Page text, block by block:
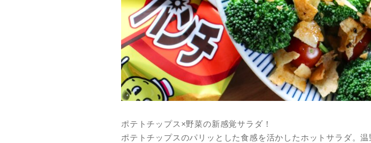
ポテトチップス×野菜の新感覚サラダ！
ポテトチップスのパリッとした食感を活かしたホットサラダ。